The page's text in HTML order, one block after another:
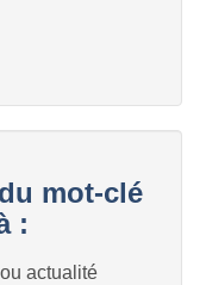
mot-clé
:
actualité